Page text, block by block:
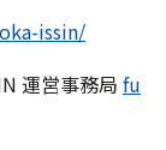
issin/
運営事務局 fu